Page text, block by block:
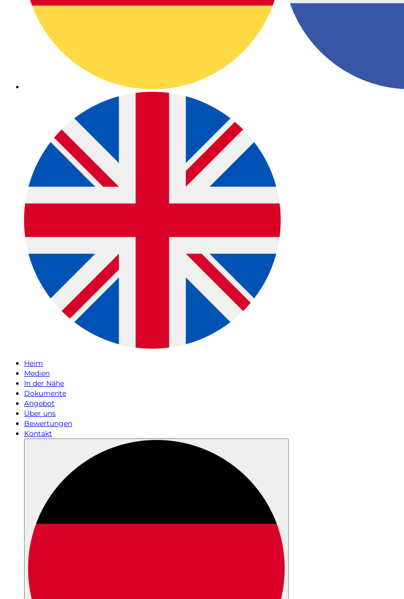
Heim
Medien
In der Nähe
Dokumente
Angebot
Über uns
Bewertungen
Kontakt